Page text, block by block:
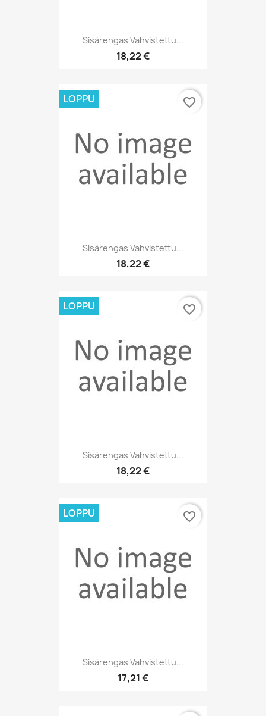
Sisärengas Vahvistettu...
18,22 €
Sisärengas Vahvistettu...
18,22 €
LOPPU favorite_border
Sisärengas Vahvistettu...
18,22 €
LOPPU favorite_border
Sisärengas Vahvistettu...
17,21 €
LOPPU favorite_border